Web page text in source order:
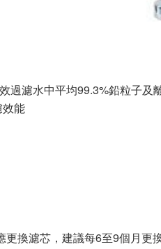
濾水中平均99.3%鉛粒子及
能
換濾芯，建議每6至9個月更